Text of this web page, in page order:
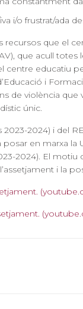
i/o frustrat/ada
que el
, que acull totes
educatiu
i
de violència
únic.
2024) i del
posar en marxa
2024). El
i la